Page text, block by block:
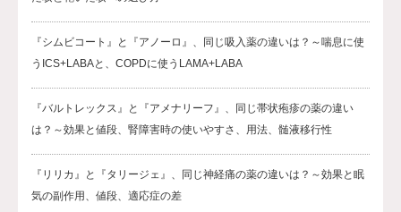
『シムビコート』と『アノーロ』、同じ吸入薬の違いは？～喘息に使
うICS+LABAと、COPDに使うLAMA+LABA
『バルトレックス』と『アメナリーフ』、同じ帯状疱疹の薬の違い
は？～効果と値段、腎障害時の使いやすさ、用法、髄液移行性
『リリカ』と『タリージェ』、同じ神経痛の薬の違いは？～効果と眠
気の副作用、値段、適応症の差